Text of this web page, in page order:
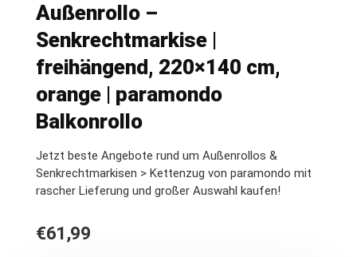
Außenrollo –
Senkrechtmarkise |
freihängend, 220×140 cm,
orange | paramondo
Balkonrollo
Jetzt beste Angebote rund um Außenrollos &
Senkrechtmarkisen > Kettenzug von paramondo mit
rascher Lieferung und großer Auswahl kaufen!
€61,99